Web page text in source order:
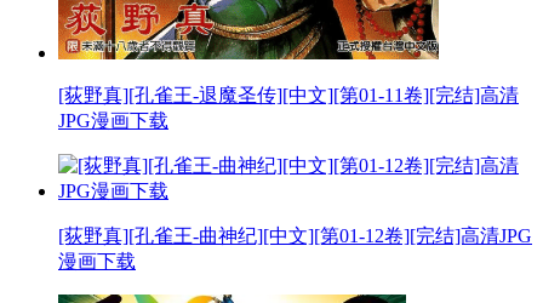
[荻野真][孔雀王-退魔圣传][中文][第01-11卷][完结]高清
JPG漫画下载
[荻野真][孔雀王-曲神纪][中文][第01-12卷][完结]高清JPG
漫画下载